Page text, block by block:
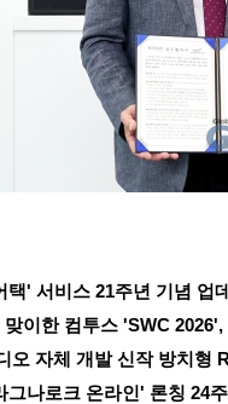
택' 서비스 21주년 기념 업
이한 컴투스 'SWC
오 자체 개발 신작 방치형
그나로크 온라인' 론칭 24